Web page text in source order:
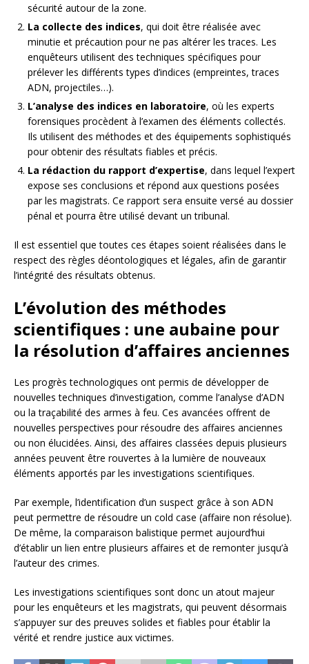
sécurité autour de la zone.
La collecte des indices, qui doit être réalisée avec
minutie et précaution pour ne pas altérer les traces. Les
enquêteurs utilisent des techniques spécifiques pour
prélever les différents types d’indices (empreintes, traces
ADN, projectiles…).
L’analyse des indices en laboratoire, où les experts
forensiques procèdent à l’examen des éléments collectés.
Ils utilisent des méthodes et des équipements sophistiqués
pour obtenir des résultats fiables et précis.
La rédaction du rapport d’expertise, dans lequel l’expert
expose ses conclusions et répond aux questions posées
par les magistrats. Ce rapport sera ensuite versé au dossier
pénal et pourra être utilisé devant un tribunal.
Il est essentiel que toutes ces étapes soient réalisées dans le
respect des règles déontologiques et légales, afin de garantir
l’intégrité des résultats obtenus.
L’évolution des méthodes
scientifiques : une aubaine pour
la résolution d’affaires anciennes
Les progrès technologiques ont permis de développer de
nouvelles techniques d’investigation, comme l’analyse d’ADN
ou la traçabilité des armes à feu. Ces avancées offrent de
nouvelles perspectives pour résoudre des affaires anciennes
ou non élucidées. Ainsi, des affaires classées depuis plusieurs
années peuvent être rouvertes à la lumière de nouveaux
éléments apportés par les investigations scientifiques.
Par exemple, l’identification d’un suspect grâce à son ADN
peut permettre de résoudre un cold case (affaire non résolue).
De même, la comparaison balistique permet aujourd’hui
d’établir un lien entre plusieurs affaires et de remonter jusqu’à
l’auteur des crimes.
Les investigations scientifiques sont donc un atout majeur
pour les enquêteurs et les magistrats, qui peuvent désormais
s’appuyer sur des preuves solides et fiables pour établir la
vérité et rendre justice aux victimes.